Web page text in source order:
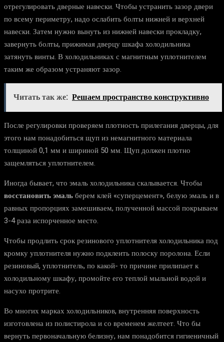
отрегулировать дверные навески. Чтобы устранить зазор двери
по всему периметру, надо ослабить болты нижней и верхней
навески. Затем нужно вынуть из нижней навески прокладку,
завернуть болты, прижимая дверцу шкафа холодильника
затянуть винты. В холодильниках с магнитным уплотнителем
таким же образом устраняют зазор.
Читать так же: Решаем пространство конструктивно
После регулировки проверяем плотность прилегания дверцы, для
этого нам понадобиться щуп из немагнитного материала
толщиной 0,1 мм и шириной 50 мм. Щуп должен плотно
защемляться уплотнителем.
Иногда бывает, что эмаль холодильника скалывается. Чтобы
восстановить эмальберем клей «суперцемент», белую эмаль и в
равных пропорциях замешиваем, полученной массой покрываем
3-4 раза испорченное место.
Чтобы продлить срок резинового уплотнителя холодильника под
кромку уплотнителя нужно подклеить полоску поролона. Если
резиновый, уплотнитель, по какой- то причине прилипает к
холодильному шкафу, промойте его теплой мыльной водой и
насухо протрите.
Во многих марках холодильников, внутренняя поверхность
изготовлена из полистирола и со временем желтеет. Что бы
вернуть первоначальную белизну, нам понадобится гигиеничный